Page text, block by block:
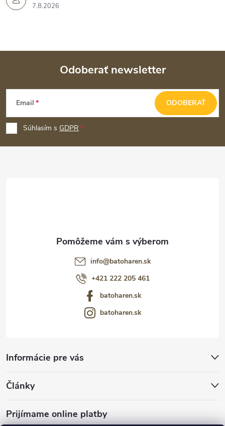
7.8.2026
Z
á
p
ä
Odoberať newsletter
Email
Súhlasím s GDPR
ODOBERAŤ
Informácie pre vás
Články
Prijímame online platby
info@batoharen.sk
+421 222 205 461
batoharen.sk
batoharen.sk